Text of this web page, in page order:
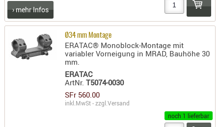
MAGAZINE
RIEMEN
SPUHR -
› mehr Infos
Ø34 mm Montage
ERATAC® Monoblock-Montage mit
variabler Vorneigung in MRAD, Bauhöhe 30
mm.
ERATAC
ArtNr.T5074-0030
SFr 560.00
inkl.MwSt - zzgl.Versand
noch 1 lieferbar